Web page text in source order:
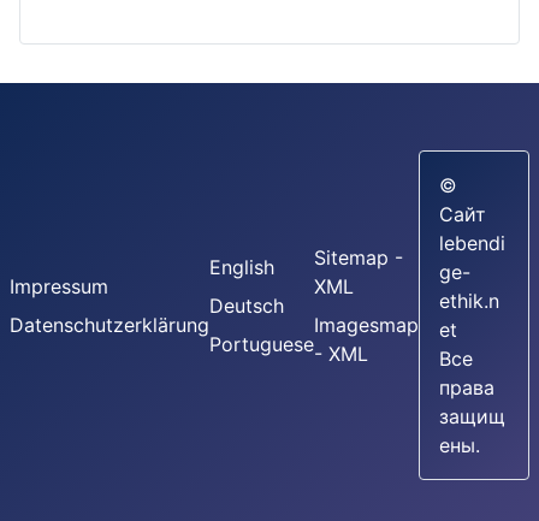
Impressum
Datenschutzerklärung
English
Deutsch
Portuguese
Sitemap -
XML
Imagesmap
- XML
©
Сайт
lebendi
ge-
ethik.n
et
Все
права
защищ
ены.